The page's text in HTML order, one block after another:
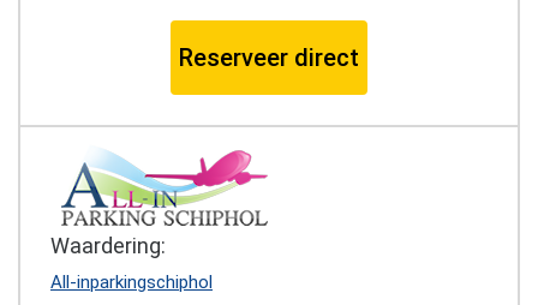
Reserveer direct
Waardering:
All-inparkingschiphol